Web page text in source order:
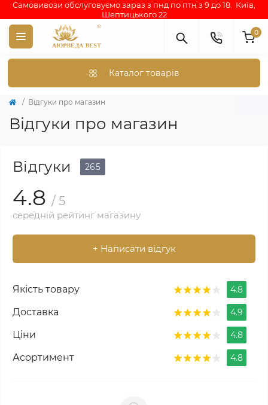
Самовивози обслуговуємо зараз з пнд по птн з 9 до 18. Київ,
Шептицького 22
0
Каталог товарів
Відгуки про магазин
Відгуки про магазин
Відгуки 265
4.8 / 5
середній рейтинг магазину
+ Написати відгук
Якість товару 4.8
Доставка 4.9
Ціни 4.8
Асортимент 4.8